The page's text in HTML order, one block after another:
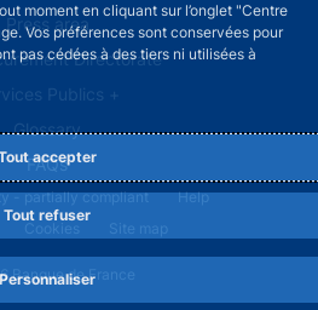
moment en cliquant sur l’onglet "Centre
Vos préférences sont conservées pour
pas cédées à des tiers ni utilisées à
accepter
Tout refuser
Personnaliser
Press area
Directorate
Publics +
Glossary
FAQs
Banque de France
- partially compliant
Help
Cookies Site map